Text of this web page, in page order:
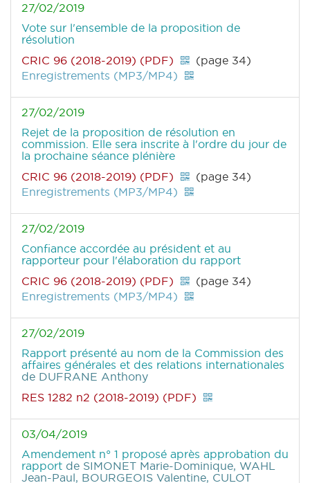
27/02/2019
Vote sur l'ensemble de la proposition de
résolution
CRIC 96 (2018-2019) (PDF)
(page 34)
Enregistrements (MP3/MP4)
27/02/2019
Rejet de la proposition de résolution en
commission. Elle sera inscrite à l'ordre du jour de
la prochaine séance plénière
CRIC 96 (2018-2019) (PDF)
(page 34)
Enregistrements (MP3/MP4)
27/02/2019
Confiance accordée au président et au
rapporteur pour l'élaboration du rapport
CRIC 96 (2018-2019) (PDF)
(page 34)
Enregistrements (MP3/MP4)
27/02/2019
Rapport présenté au nom de la Commission des
affaires générales et des relations internationales
de DUFRANE Anthony
RES 1282 n2 (2018-2019) (PDF)
03/04/2019
Amendement n° 1 proposé après approbation du
rapport de SIMONET Marie-Dominique, WAHL
Jean-Paul, BOURGEOIS Valentine, CULOT